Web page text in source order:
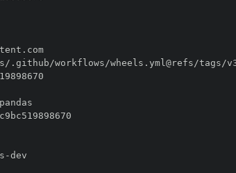
//token.actions.githubusercontent.com
-